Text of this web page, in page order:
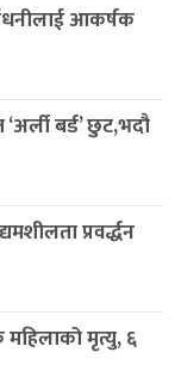
आकर्षक
बर्ड’ छुट,भदौ
प्रवर्द्धन
मृत्यु, ६